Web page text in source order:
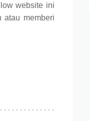
website ini
atau memberi